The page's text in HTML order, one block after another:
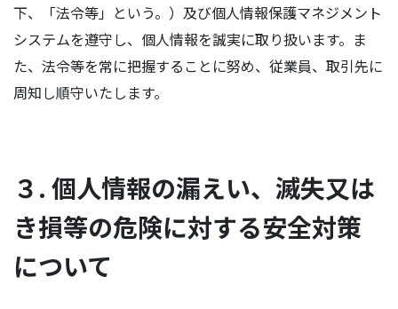
下、「法令等」という。）及び個人情報保護マネジメント
システムを遵守し、個人情報を誠実に取り扱います。ま
た、法令等を常に把握することに努め、従業員、取引先に
周知し順守いたします。
３. 個人情報の漏えい、滅失又は
き損等の危険に対する安全対策
について